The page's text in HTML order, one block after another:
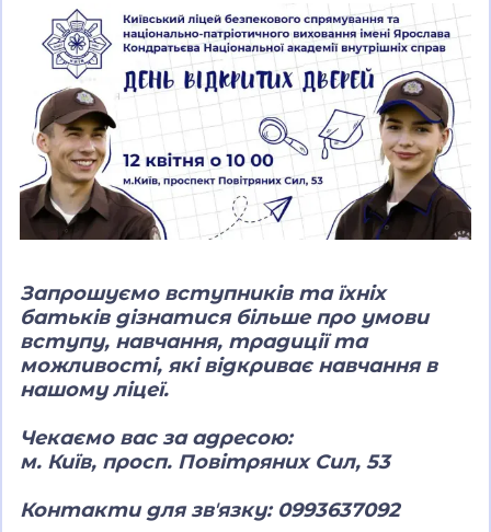
Запрошуємо вступників та їхніх
батьків дізнатися більше про умови
вступу, навчання, традиції та
можливості, які відкриває навчання в
нашому ліцеї.
Чекаємо вас за адресою:
м. Київ, просп. Повітряних Сил, 53
Контакти для звʼязку: 0993637092